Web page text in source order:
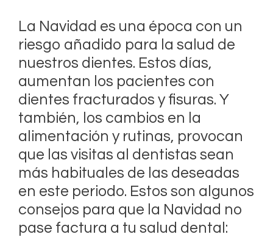
La Navidad es una época con un
riesgo añadido para la salud de
nuestros dientes. Estos días,
aumentan los pacientes con
dientes fracturados y fisuras. Y
también, los cambios en la
alimentación y rutinas, provocan
que las visitas al dentistas sean
más habituales de las deseadas
en este periodo. Estos son algunos
consejos para que la Navidad no
pase factura a tu salud dental: